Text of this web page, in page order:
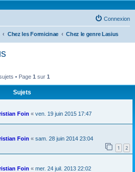
Connexion
Chez les Formicinae Chez le genre Lasius
• Page 1 sur 1
Sujets
Foin « ven. 19 juin 2015 17:47
Foin « sam. 28 juin 2014 23:04
1 2
Foin « mer. 24 juil. 2013 22:02